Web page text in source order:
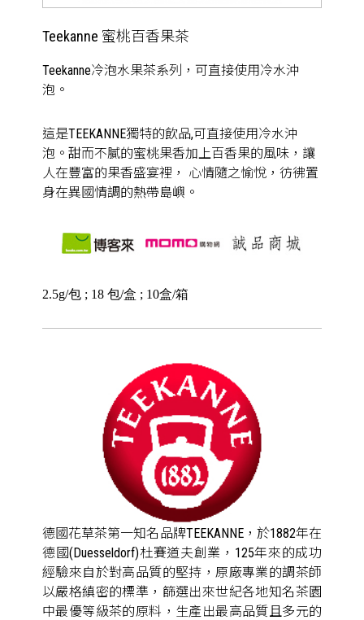
Teekanne 蜜桃百香果茶
Teekanne冷泡水果茶系列，可直接使用冷水沖
泡。
這是TEEKANNE獨特的飲品,可直接使用冷水沖
泡。甜而不膩的蜜桃果香加上百香果的風味，讓
人在豐富的果香盛宴裡， 心情隨之愉悅，彷彿置
身在異國情調的熱帶島嶼。
2.5g/包 ; 18 包/盒 ; 10盒/箱
德國花草茶第一知名品牌TEEKANNE，於1882年在
德國(Duesseldorf)杜賽道夫創業，125年來的成功
經驗來自於對高品質的堅持，原廠專業的調茶師
以嚴格縝密的標準，篩選出來世紀各地知名茶園
中最優等級茶的原料，生產出最高品質且多元的